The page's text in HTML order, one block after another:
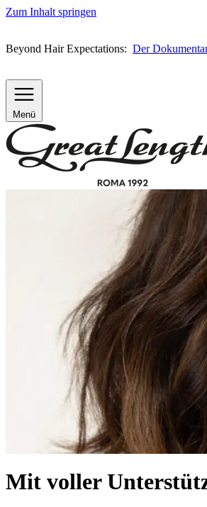
Zum Inhalt springen
Beyond Hair Expectations: Der
Menü
Mit voller